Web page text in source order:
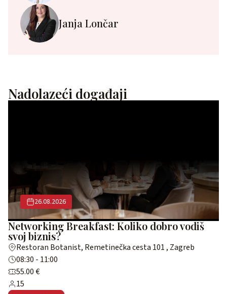
Janja Lončar
Nadolazeći događaji
26.08.2026
Networking Breakfast: Koliko dobro vodiš
svoj biznis?
Restoran Botanist, Remetinečka cesta 101 , Zagreb
08:30 - 11:00
55.00 €
15